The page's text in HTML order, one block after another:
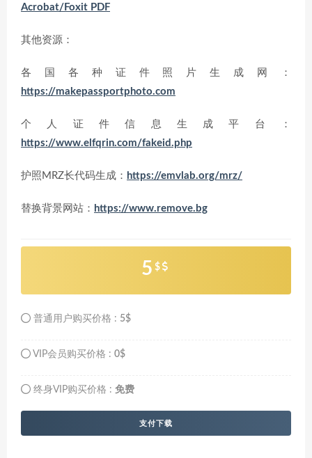
Acrobat/Foxit PDF
其他资源：
各国各种证件照片生成网：
https://makepassportphoto.com
个人证件信息生成平台：
https://www.elfqrin.com/fakeid.php
护照MRZ长代码生成： https://emvlab.org/mrz/
替换背景网站： https://www.remove.bg
5 $
普通用户购买价格 : 5$
VIP会员购买价格 : 0$
终身VIP购买价格 : 免费
支付下载